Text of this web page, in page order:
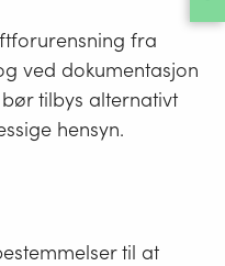
fra
ved dokumentasjon
tilbys alternativt
hensyn.
til at